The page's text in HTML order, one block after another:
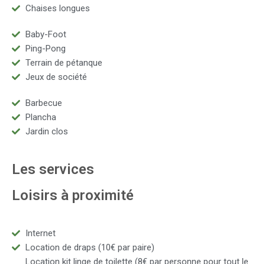
Chaises longues
Baby-Foot
Ping-Pong
Terrain de pétanque
Jeux de société
Barbecue
Plancha
Jardin clos
Les services
Loisirs à proximité
Internet
Location de draps (10€ par paire)
Location kit linge de toilette (8€ par personne pour tout le